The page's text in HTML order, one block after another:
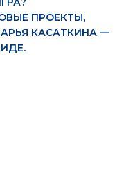
ПРОЕКТЫ,
КАСАТКИНА —